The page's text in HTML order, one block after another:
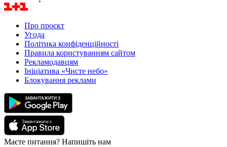
Про проєкт
Угода
Політика конфіденційності
Правила користуванням сайтом
Рекламодавцям
Ініціатива «Чисте небо»
Блокування реклами
Маєте питання? Напишіть нам